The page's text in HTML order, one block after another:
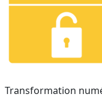
Transformation